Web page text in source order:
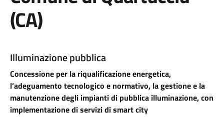
(CA)
Illuminazione pubblica
Concessione per la riqualificazione energetica,
l’adeguamento tecnologico e normativo, la gestione e la
manutenzione degli impianti di pubblica illuminazione, con
implementazione di servizi di smart city